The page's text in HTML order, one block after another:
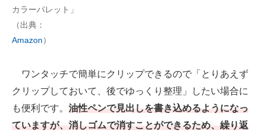
カラーパレット」
（出典：
Amazon）
ワンタッチで簡単にクリップできるので「とりあえず
クリップしておいて、後でゆっくり整理」したい場合に
も便利です。 油性ペンで見出しを書き込めるようになっ
ていますが、消しゴムで消すことができるため、繰り返